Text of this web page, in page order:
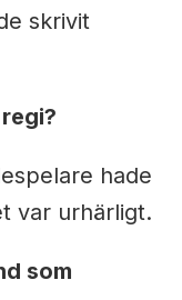
skrivit
hade
var urhärligt.
som